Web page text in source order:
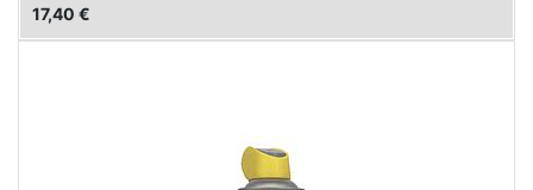
17,40 €